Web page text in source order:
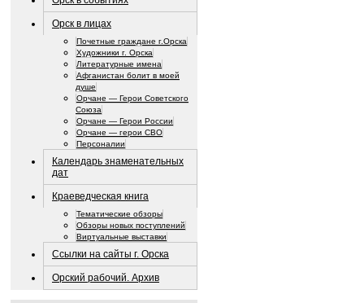
Орск в лицах
Почетные граждане г.Орска
Художники г. Орска
Литературные имена
Афганистан болит в моей
душе
Орчане — Герои Советского
Союза
Орчане — Герои России
Орчане — герои СВО
Персоналии
Календарь знаменательных
дат
Краеведческая книга
Тематические обзоры
Обзоры новых поступлений
Виртуальные выставки
Ссылки на сайты г. Орска
Орский рабочий. Архив